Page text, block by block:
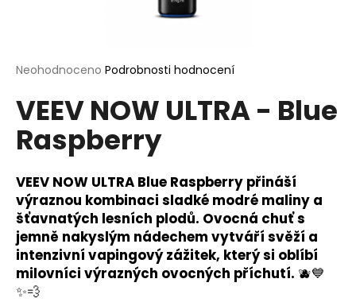
Průměrné
produktu
je
0,0
hvězdiček.
Neohodnoceno Podrobnosti hodnocení
VEEV NOW ULTRA - Blue
Raspberry
VEEV NOW ULTRA Blue Raspberry přináší
výraznou kombinaci sladké modré maliny a
šťavnatých lesních plodů. Ovocná chuť s
jemně nakyslým nádechem vytváří svěží a
intenzivní vapingový zážitek, který si oblíbí
milovníci výrazných ovocných příchutí. 🫐💙
✨💨
í
t
?
HLEDAT
D
o
p